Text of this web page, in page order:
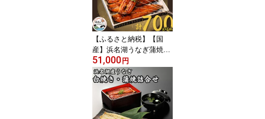
【ふるさと納税】【国
産】浜名湖うなぎ蒲焼き
140g以上 5本セット(た
れ・山椒付き)_ うなぎ
鰻 ウナギ 浜名湖 静岡県
湖西市 蒲焼き かば焼き
蒲焼 たれ 山椒 土用 丑の
日 人気 美味しい 惣菜 お
51,000 円